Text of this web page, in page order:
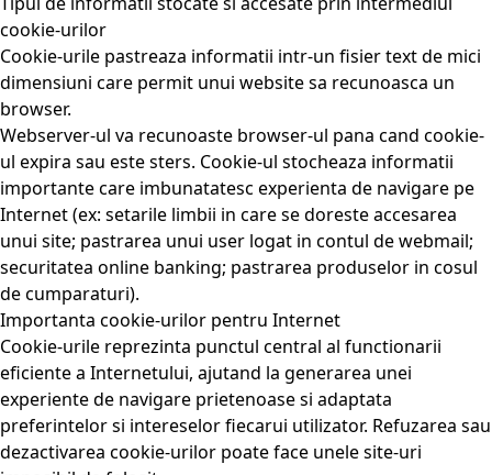
cookie-urilor
Cookie-urile pastreaza informatii intr-un fisier text de mici
dimensiuni care permit unui website sa recunoasca un
browser.
Webserver-ul va recunoaste browser-ul pana cand cookie-
ul expira sau este sters. Cookie-ul stocheaza informatii
importante care imbunatatesc experienta de navigare pe
Internet (ex: setarile limbii in care se doreste accesarea
unui site; pastrarea unui user logat in contul de webmail;
securitatea online banking; pastrarea produselor in cosul
de cumparaturi).
Importanta cookie-urilor pentru Internet
Cookie-urile reprezinta punctul central al functionarii
eficiente a Internetului, ajutand la generarea unei
experiente de navigare prietenoase si adaptata
preferintelor si intereselor fiecarui utilizator. Refuzarea sau
dezactivarea cookie-urilor poate face unele site-uri